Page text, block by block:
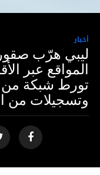
أخبار
ليبي هرّب
المواقع عبر
تورط شبكة من
وتسجيلات من